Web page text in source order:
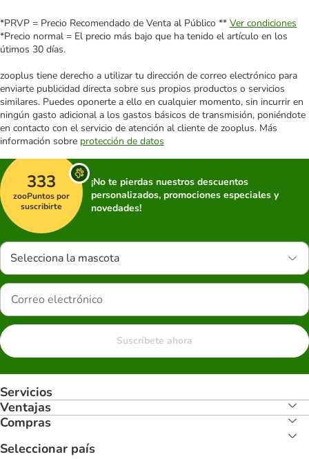
*PRVP = Precio Recomendado de Venta al Público ** Ver condiciones
*Precio normal = El precio más bajo que ha tenido el artículo en los
útimos 30 días.
zooplus tiene derecho a utilizar tu dirección de correo electrónico para
enviarte publicidad directa sobre sus propios productos o servicios
similares. Puedes oponerte a ello en cualquier momento, sin incurrir en
ningún gasto adicional a los gastos básicos de transmisión, poniéndote
en contacto con el servicio de atención al cliente de zooplus. Más
información sobre protección de datos
333
zooPuntos por
suscribirte
¡No te pierdas nuestros descuentos
personalizados, promociones especiales y
novedades!
Selecciona la mascota
Suscríbete ahora
Servicios
Ventajas
Compras
Seleccionar país